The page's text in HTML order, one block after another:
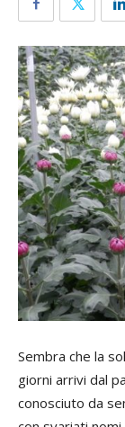
Sembra che la
giorni arrivi dal
conosciuto da